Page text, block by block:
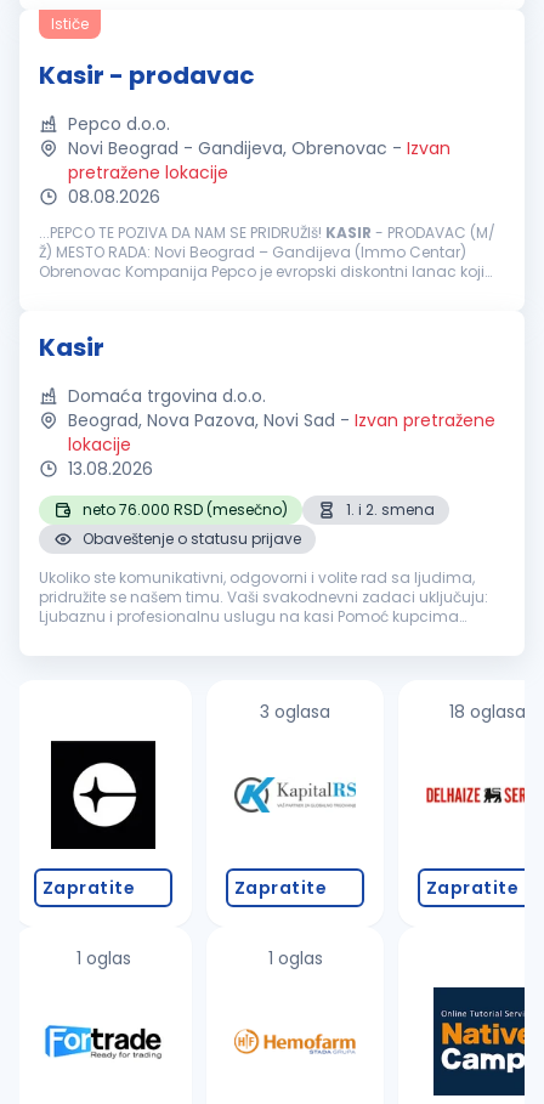
Ističe
Kasir - prodavac
Pepco d.o.o.
Novi Beograd - Gandijeva, Obrenovac - Izvan
pretražene lokacije
08.08.2026
...PEPCO TE POZIVA DA NAM SE PRIDRUŽIš! KASIR - PRODAVAC (M/
Ž) MESTO RADA: Novi Beograd – Gandijeva (Immo Centar)
Obrenovac Kompanija Pepco je evropski diskontni lanac koji
Kasir
Domaća trgovina d.o.o.
Beograd, Nova Pazova, Novi Sad - Izvan pretražene
lokacije
13.08.2026
neto 76.000 RSD (mesečno)
1. i 2. smena
Obaveštenje o statusu prijave
Ukoliko ste komunikativni, odgovorni i volite rad sa ljudima,
pridružite se našem timu. Vaši svakodnevni zadaci uključuju:
Ljubaznu i profesionalnu uslugu na kasi Pomoć kupcima
rafovima Pos...
Zapratite
1 oglas
3 oglasa
Zapratite
1 oglas
18 oglasa
Zapratite